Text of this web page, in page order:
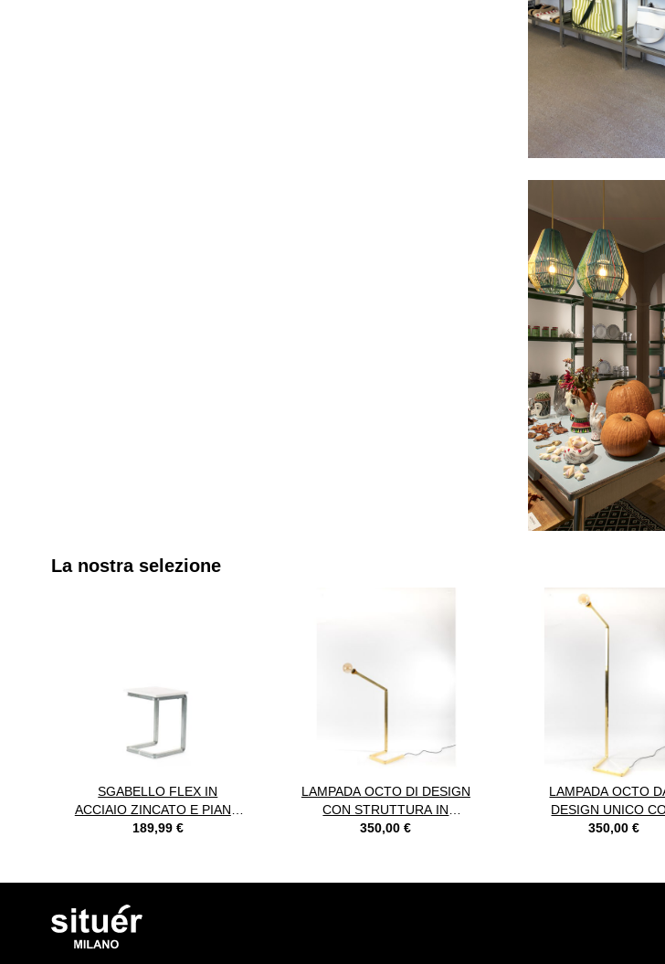
La nostra selezione
È possibile navigare tra gli elementi del carosello utilizzando il tasto tabulazione. È possibile saltare il
SGABELLO FLEX IN
ACCIAIO ZINCATO E PIANO
IN LEGNO
189,99 €
LAMPADA OCTO DI DESIGN
CON STRUTTURA IN
OTTONE
350,00 €
LAMPADA OCTO
DESIGN UNICO
STRUTTURA IN
350,00 €